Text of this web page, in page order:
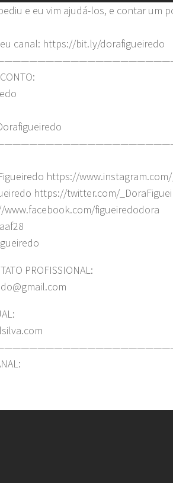
e eu vim ajudá-los, e contar
canal: https://bit.ly/dorafigueiredo
https://
https://twitter.com/
figueiredodora
PROFISSIONAL: